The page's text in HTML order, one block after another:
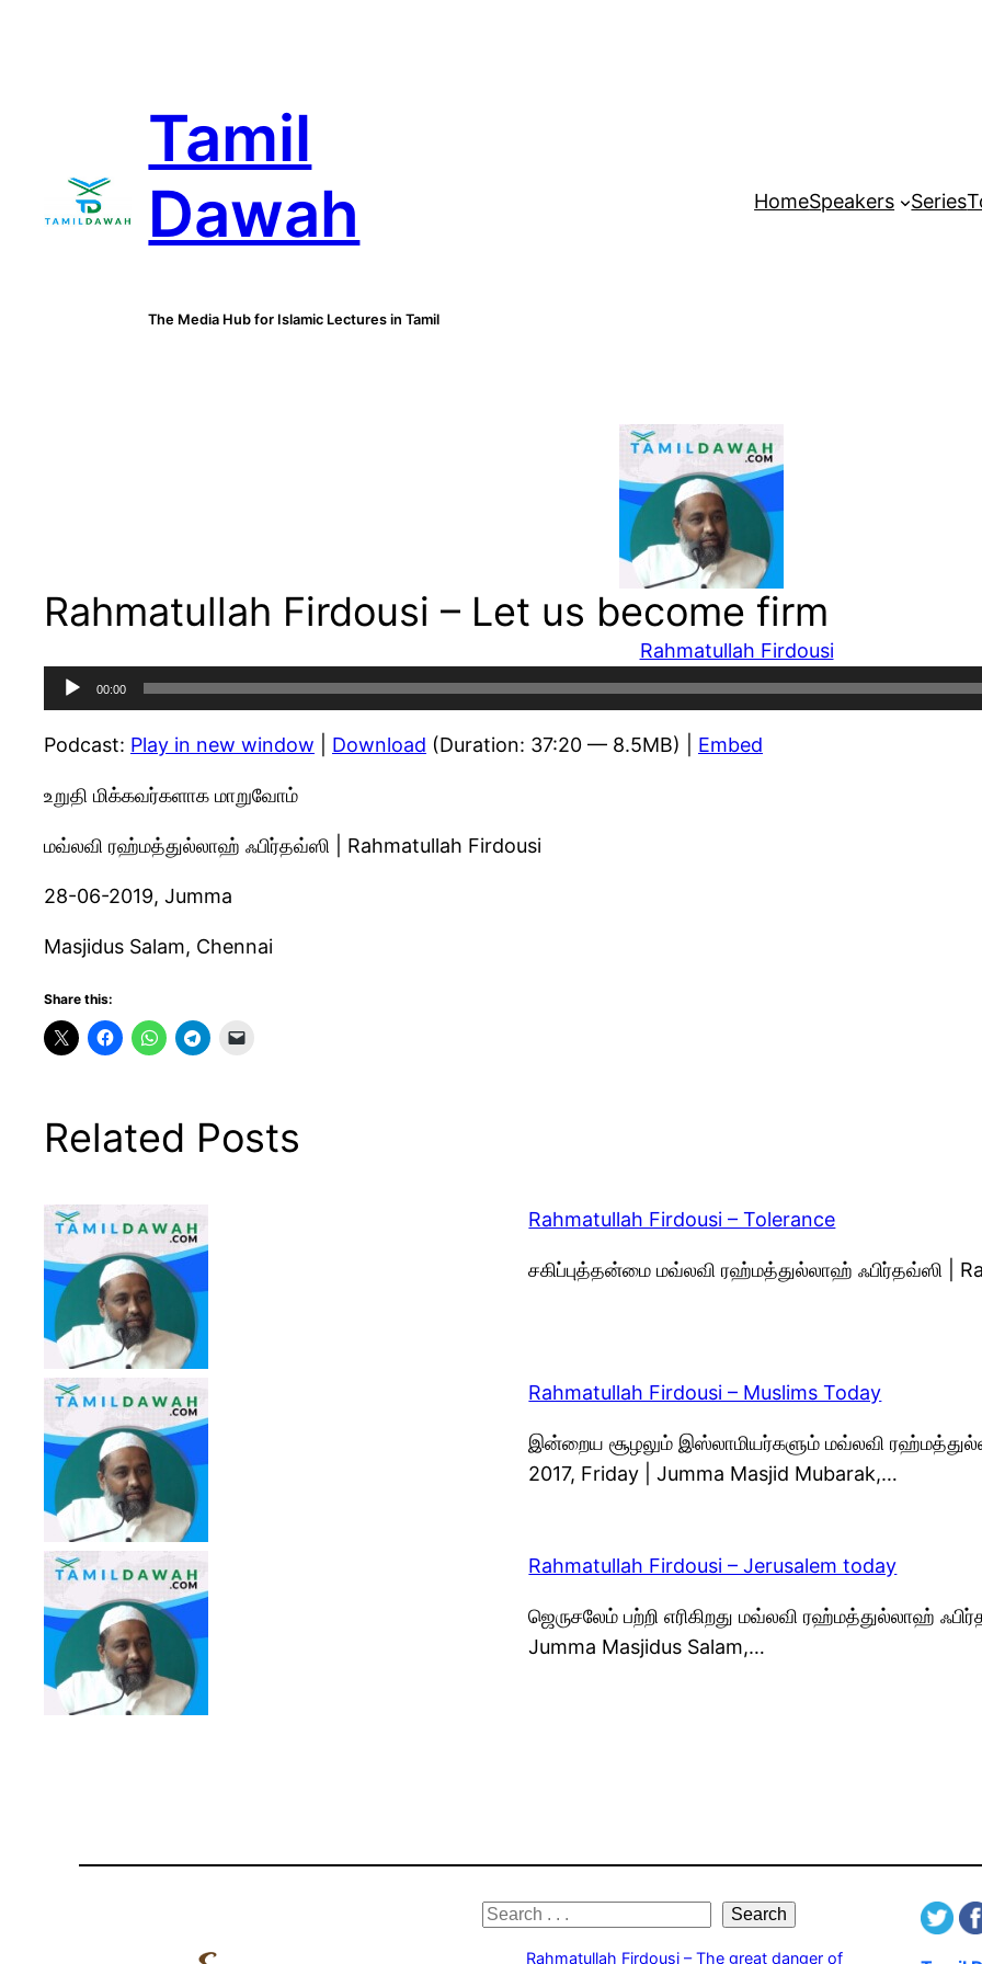
Tamil
Dawah
The Media Hub for Islamic Lectures in Tamil
HomeSpeakers Series
Rahmatullah Firdousi – Let us become firm
Rahmatullah Firdousi
Audio
Player
00:00
Podcast: Play in new window Download (Duration: 37:20 — 8.5MB) | Embed
உறுதி மிக்கவர்களாக மாறுவோம்
மவ்லவி ரஹ்மத்துல்லாஹ் ஃபிர்தவ்ஸி | Rahmatullah Firdousi
28-06-2019, Jumma
Masjidus Salam, Chennai
Share this:
Related Posts
Rahmatullah Firdousi – Tolerance
சகிப்புத்தன்மை மவ்லவி ரஹ்மத்துல்லாஹ் ஃபிர்தவ்ஸி |
Rahmatullah Firdousi – Muslims Today
இன்றைய சூழலும் இஸ்லாமியர்களும் மவ்லவி
2017, Friday | Jumma Masjid Mubarak,…
Rahmatullah Firdousi – Jerusalem today
ஜெருசலேம் பற்றி எரிகிறது மவ்லவி ரஹ்மத்துல்லாஹ்
Jumma Masjidus Salam,…
S
Search
Rahmatullah Firdousi – The great danger of